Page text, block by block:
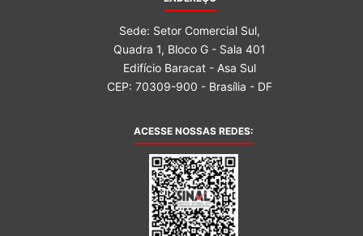
Sede: Setor Comercial Sul,
Quadra 1, Bloco G - Sala 401
Edifício Baracat - Asa Sul
CEP: 70309-900 - Brasília - DF
ACESSE NOSSAS REDES: